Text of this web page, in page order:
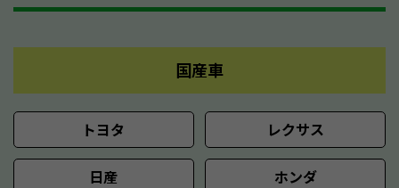
国産車
トヨタ レクサス
日産 ホンダ